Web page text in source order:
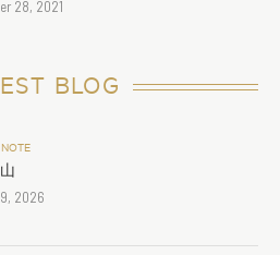
28, 2021
BLOG
2026